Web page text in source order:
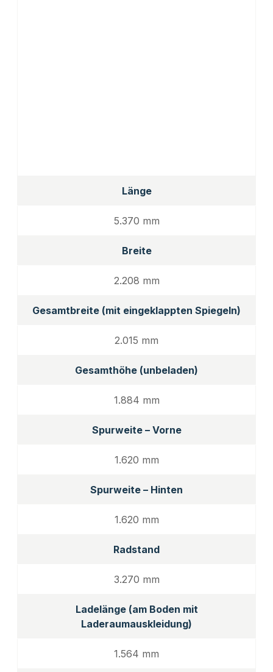
Länge
5.370 mm
Breite
2.208 mm
Gesamtbreite (mit eingeklappten Spiegeln)
2.015 mm
Gesamthöhe (unbeladen)
1.884 mm
Spurweite – Vorne
1.620 mm
Spurweite – Hinten
1.620 mm
Radstand
3.270 mm
Ladelänge (am Boden mit
Laderaumauskleidung)
1.564 mm